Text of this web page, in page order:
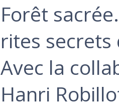
‎Forêt
rites secrets
Avec la
Hanri